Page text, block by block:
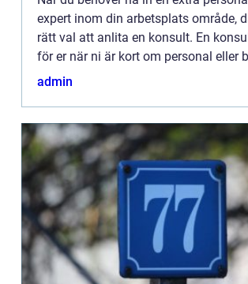
expert inom din arbetsplats område,
rätt val att anlita en konsult. En
för er när ni är kort om personal eller
rådgivning inom ett visst ämne. De
admin